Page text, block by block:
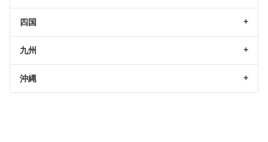
四国
九州
沖縄